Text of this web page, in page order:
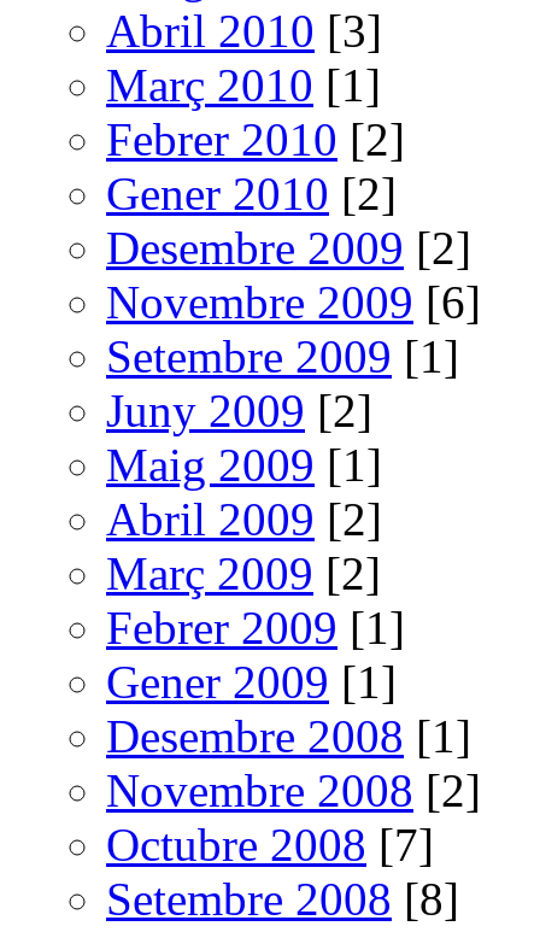
Abril 2010 [3]
Març 2010 [1]
Febrer 2010 [2]
Gener 2010 [2]
Desembre 2009 [2]
Novembre 2009 [6]
Setembre 2009 [1]
Juny 2009 [2]
Maig 2009 [1]
Abril 2009 [2]
Març 2009 [2]
Febrer 2009 [1]
Gener 2009 [1]
Desembre 2008 [1]
Novembre 2008 [2]
Octubre 2008 [7]
Setembre 2008 [8]